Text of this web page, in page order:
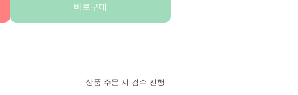
바로구매
상품 주문 시 검수 진행